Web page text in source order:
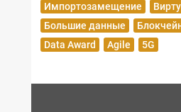
Импортозамещение
Большие данные
Data Award
Agile 5G